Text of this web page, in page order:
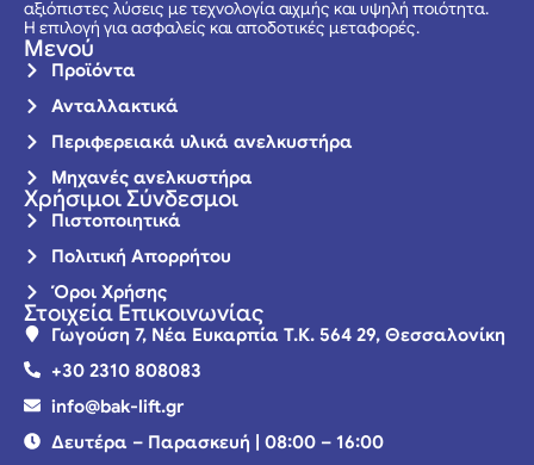
αξιόπιστες λύσεις με τεχνολογία αιχμής και υψηλή ποιότητα.
Η επιλογή για ασφαλείς και αποδοτικές μεταφορές.
Μενού
Προϊόντα
Ανταλλακτικά
Περιφερειακά υλικά ανελκυστήρα
Μηχανές ανελκυστήρα
Χρήσιμοι Σύνδεσμοι
Πιστοποιητικά
Πολιτική Απορρήτου
Όροι Χρήσης
Στοιχεία Επικοινωνίας
Γωγούση 7, Νέα Ευκαρπία Τ.Κ. 564 29, Θεσσαλονίκη
+30 2310 808083
info@bak-lift.gr
Δευτέρα – Παρασκευή | 08:00 – 16:00